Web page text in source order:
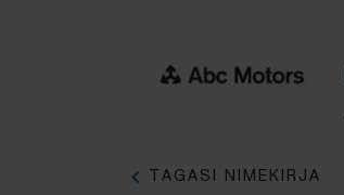
TAGASI NIMEKIRJA